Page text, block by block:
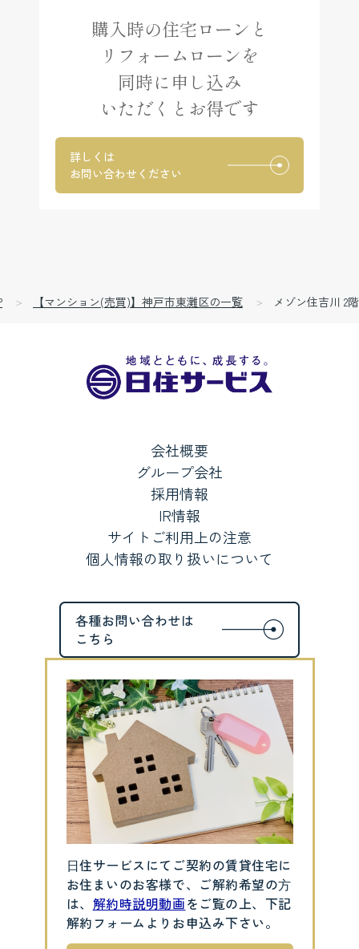
購入時の住宅ローンと
リフォームローンを
同時に申し込み
いただくとお得です
詳しくは
お問い合わせください
【マンション(売買)】神戸市東灘区の一覧 メゾン住吉川 2階
会社概要
グループ会社
採用情報
IR情報
サイトご利用上の注意
個人情報の取り扱いについて
⽇住サービスにてご契約の賃貸住宅に
お住まいのお客様で、ご解約希望の⽅
は、 解約時説明動画をご覧の上、下記
解約フォームよりお申込み下さい。